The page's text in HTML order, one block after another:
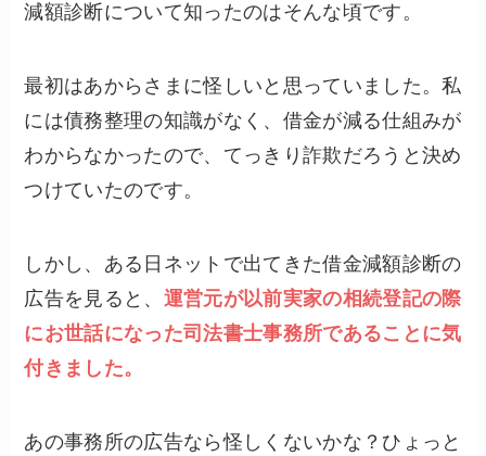
減額診断について知ったのはそんな頃です。
最初はあからさまに怪しいと思っていました。私
には債務整理の知識がなく、借金が減る仕組みが
わからなかったので、てっきり詐欺だろうと決め
つけていたのです。
しかし、ある日ネットで出てきた借金減額診断の
広告を見ると、 運営元が以前実家の相続登記の際
にお世話になった司法書士事務所であることに気
付きました。
あの事務所の広告なら怪しくないかな？ひょっと